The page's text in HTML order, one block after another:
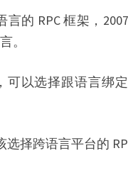
的 RPC 框架，
。
以选择跟语言绑
择跨语言平台的